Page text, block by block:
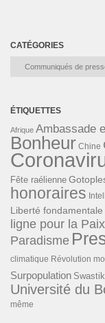
CATÉGORIES
Catégories
ÉTIQUETTES
Afrique Ambassade
Bonheur Chine
Fête raélienne
honoraires
Liberté fondamentale
ligne pour la Paix
Paradisme
climatique Révolution
Surpopulation
Université du
même